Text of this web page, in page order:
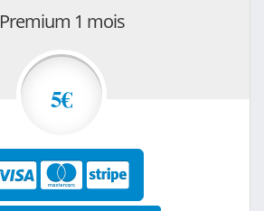
Premium 1 mois
5€